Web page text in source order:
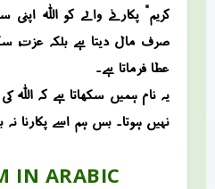
کریم” پکارنے والے کو اللہ
صرف مال دیتا ہے بلکہ عزت،
عطا فرماتا ہے۔
یہ نام ہمیں سکھاتا ہے کہ اللہ
نہیں ہوتا۔ بس ہم اسے پکارنا نہ
IN ARABIC